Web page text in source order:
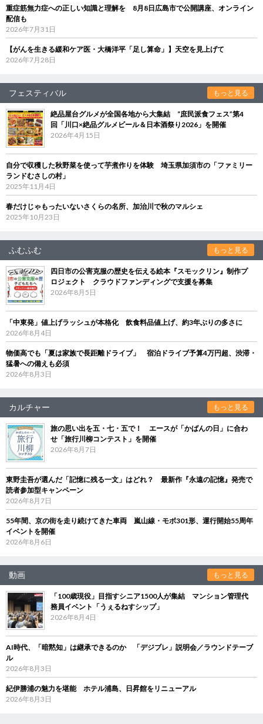
重症筋無力症への正しい知識と理解を 8月8日広島市で公開講座、オンライン
配信も
2026年7月31日
【がんを生きる緩和ケア医・大橋洋平「足し算命」】天空を見上げて
2026年7月28日
フェスティバル もっと見る
絶品屋台グルメが全国各地から大集結 “庶民派食フェス”第4
回「川口×絶品グルメビール＆日本酒祭り2026」を開催
2026年4月15日
自分で収穫した秋野菜を使って芋煮作りを体験 埼玉県加須市の「ファミリー
ランドむさしの村」
2025年11月4日
春だけじゃもったいないさくらの名所、加治川で秋のマルシェ
2025年10月23日
ふむふむ もっと見る
四日市の公害克服の歴史を伝える絵本『スモックリン』制作プ
ロジェクト クラウドファンディングで支援を募集
2026年8月5日
「中東発」値上げラッシュが本格化 飲食料品値上げ、約3年ぶりの多さに
2026年8月4日
物価高でも「夏は家族で長距離ドライブ」 宿泊ドライブ予算4万円超、渋滞・
猛暑への備えも必須
2026年8月3日
カルチャー もっと見る
旅の思い出を五・七・五で！ エースが「かばんの日」に合わ
せ「旅行川柳コンテスト」を開催
2026年8月7日
東野圭吾が選んだ「記憶に残る一文」はどれ？ 最新作『永遠の記憶』発売で
読者参加型キャンペーン
2026年8月7日
55年間、京の街を走り続けてきた車両 嵐山線・モボ301形、運行開始55周年
イベントを開催
2026年8月6日
動画 もっと見る
「100歳現役」目指すシニア1500人が集結 マンション管理代
務員イベント「うぇるねすシップ」
2026年8月4日
AI時代、「暗黙知」は継承できるのか 「デジブレ」説明会／ラウンドテーブ
ル
2026年8月3日
紀伊勝浦の魅力を堪能 ホテル浦島、日昇館をリニューアル
2026年8月3日